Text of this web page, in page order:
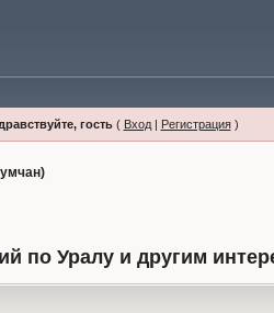
гость( Вход| Регистрация)
по Уралу и другим